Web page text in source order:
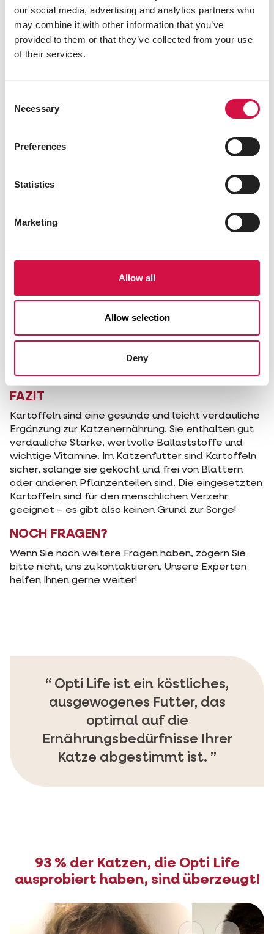
our social media, advertising and analytics partners who
may combine it with other information that you’ve
provided to them or that they’ve collected from your use
of their services.
Selection
Necessary
Preferences
Statistics
Marketing
Allow all
Allow selection
Deny
in Tiernahrung:
“
angeblich voller schädlicher Stoffe steckt,
werden bereits verarbeitet und dehydriert
angeliefert. Das Wasser wurde also längst
“
für den menschlichen Verzehr geeignet.
Fakt: Falsch. Die von uns verwendeten
auch die Lebensmittelindustrie in
Kartoffelpüree für den menschlichen
FAZIT
Kartoffeln sind eine gesunde und leicht verdauliche
Ergänzung zur Katzenernährung. Sie enthalten gut
verdauliche Stärke, wertvolle Ballaststoffe und
wichtige Vitamine. Im Katzenfutter sind Kartoffeln
sicher, solange sie gekocht und frei von Blättern
oder anderen Pflanzenteilen sind. Die eingesetzten
Kartoffeln sind für den menschlichen Verzehr
geeignet – es gibt also keinen Grund zur Sorge!
NOCH FRAGEN?
Wenn Sie noch weitere Fragen haben, zögern Sie
bitte nicht, uns zu kontaktieren. Unsere Experten
helfen Ihnen gerne weiter!
Opti Life ist ein köstliches,
ausgewogenes Futter, das
optimal auf die
Ernährungsbedürfnisse Ihrer
Katze abgestimmt ist.
93 % der Katzen, die Opti Life
ausprobiert haben, sind überzeugt!